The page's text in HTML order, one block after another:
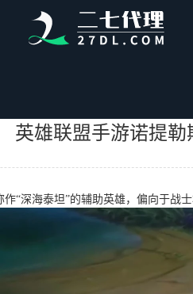
英雄联盟手游诺提
“深海泰坦”的辅助英雄，偏向于战